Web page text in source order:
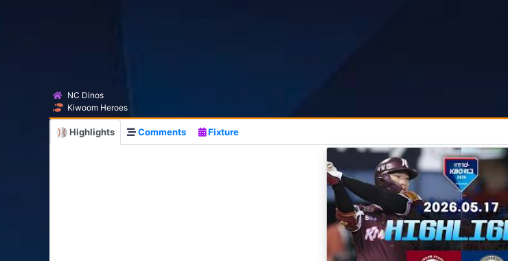
NC Dinos
Kiwoom Heroes
Highlights Comments Fixture